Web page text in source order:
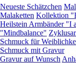
Neueste Schätzchen
Malaketten Kollektion
Heilstein Armbänder "I
"Mindbalance"
Schmuck für
Schmuck mit Gravur
Gravur auf Wunsch